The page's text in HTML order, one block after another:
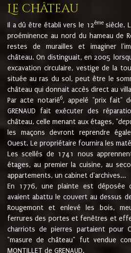
Le château
Il a dû être établi vers le 12èmesiècle.
proéminence au nord du hameau de
restes de murailles et imaginer
château. On distinguait, en 2005
excavation circulaire, vestige de la
située au ras du sol, peut être le
château qui donnait accès direct au
Par acte notarié6, appelé "prix fait"
GRENAUD fait exécuter des
château, celle menant aux étages, "
les maçons devront reprendre
Ouest. Le propriétaire fournira les
Les scellés de 1741 nous
étages, au premier la cuisine, au
appartements, un cabinet d'archives...
En 1776, une plainte est déposée
avaient abattu le couvert au dessus
Rougemont et enlevé les bois,
ferrures des portes et fenêtres et
charriots de pierres partaient pour
"masure de château" fut vendue
MONTILLET de GRENAUD.